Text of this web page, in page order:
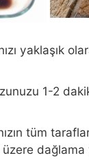
yaklaşık
1-2
tüm